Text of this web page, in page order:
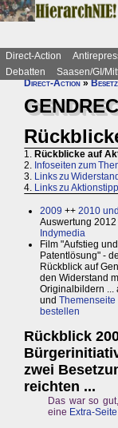
Direct-Action
Debatten
Saasen/GI/
Direct-Action»
1. Rückblicke auf
2. Infoseiten zum
3. Links zu
4. Links zu
2009 ++ 2010
Auswertung 2012
Indymedia
Film "Aufstieg
Patentlösung" -
Rückblick auf
den Widerstand
Originalbildern ...
und Themenseite
bestellen
Rückblick
zwei
reichten ...
Das war so
eine Extra-